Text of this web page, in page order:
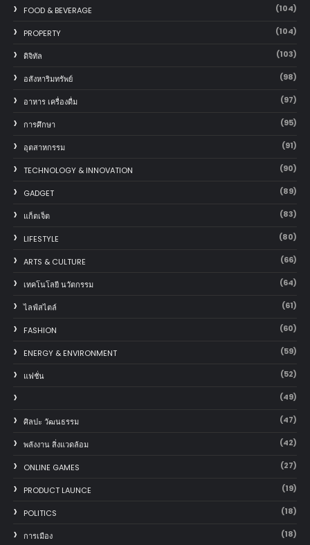
FOOD & BEVERAGE (104)
PROPERTY (104)
ดิจิทัล (103)
อสังหาริมทรัพย์ (98)
อาหาร เครื่องดื่ม (97)
การศึกษา (95)
อุตสาหกรรม (91)
TECHNOLOGY & INNOVATION (90)
GADGET (89)
แก็ตเจ็ต (83)
LIFESTYLE (80)
ARTS & CULTURE (66)
เทคโนโลยี นวัตกรรม (64)
ไลฟ์สไตล์ (61)
FASHION (60)
ENERGY & ENVIRONMENT (59)
แฟชั่น (52)
(49)
ศิลปะ วัฒนธรรม (47)
พลังงาน สิ่งแวดล้อม (42)
ONLINE GAMES (27)
PRODUCT LAUNCE (19)
POLITICS (18)
การเมือง (18)